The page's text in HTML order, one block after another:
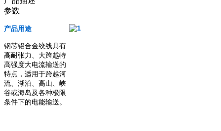
参数
产品用途
钢芯铝合金绞线具有
高耐张力、大跨越特
高强度大电流输送的
特点，适用于跨越河
流、湖泊、高山、峡
谷或海岛及各种极限
条件下的电能输送。